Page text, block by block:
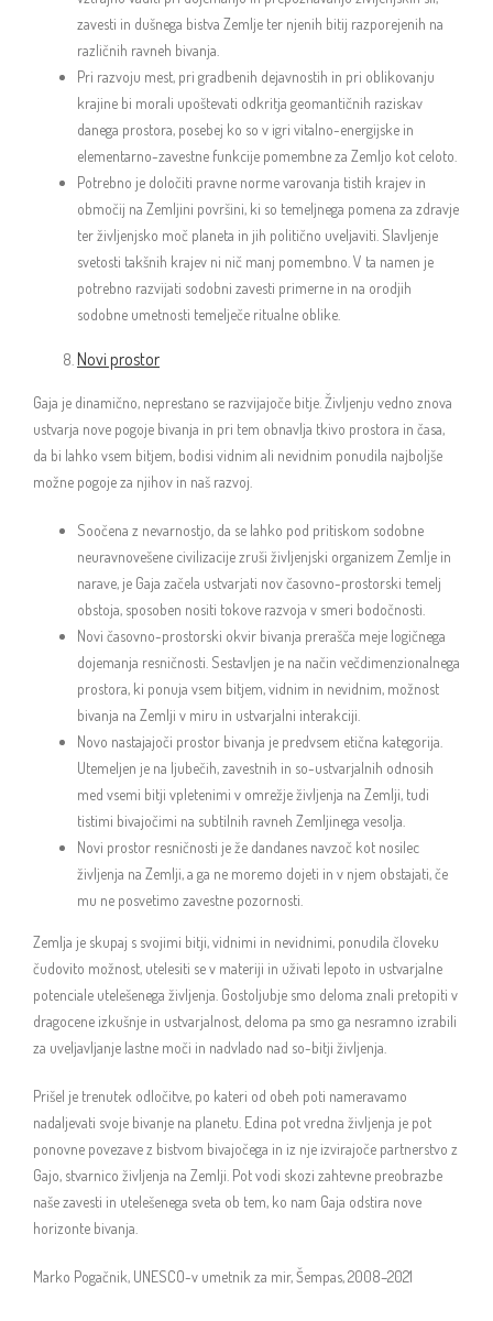
zavesti in dušnega bistva Zemlje ter njenih bitij razporejenih na
različnih ravneh bivanja.
Pri razvoju mest, pri gradbenih dejavnostih in pri oblikovanju
krajine bi morali upoštevati odkritja geomantičnih raziskav
danega prostora, posebej ko so v igri vitalno-energijske in
elementarno-zavestne funkcije pomembne za Zemljo kot celoto.
Potrebno je določiti pravne norme varovanja tistih krajev in
območij na Zemljini površini, ki so temeljnega pomena za zdravje
ter življenjsko moč planeta in jih politično uveljaviti. Slavljenje
svetosti takšnih krajev ni nič manj pomembno. V ta namen je
potrebno razvijati sodobni zavesti primerne in na orodjih
sodobne umetnosti temelječe ritualne oblike.
Novi prostor
Gaja je dinamično, neprestano se razvijajoče bitje. Življenju vedno znova
ustvarja nove pogoje bivanja in pri tem obnavlja tkivo prostora in časa,
da bi lahko vsem bitjem, bodisi vidnim ali nevidnim ponudila najboljše
možne pogoje za njihov in naš razvoj.
Soočena z nevarnostjo, da se lahko pod pritiskom sodobne
neuravnovešene civilizacije zruši življenjski organizem Zemlje in
narave, je Gaja začela ustvarjati nov časovno-prostorski temelj
obstoja, sposoben nositi tokove razvoja v smeri bodočnosti.
Novi časovno-prostorski okvir bivanja prerašča meje logičnega
dojemanja resničnosti. Sestavljen je na način večdimenzionalnega
prostora, ki ponuja vsem bitjem, vidnim in nevidnim, možnost
bivanja na Zemlji v miru in ustvarjalni interakciji.
Novo nastajajoči prostor bivanja je predvsem etična kategorija.
Utemeljen je na ljubečih, zavestnih in so-ustvarjalnih odnosih
med vsemi bitji vpletenimi v omrežje življenja na Zemlji, tudi
tistimi bivajočimi na subtilnih ravneh Zemljinega vesolja.
Novi prostor resničnosti je že dandanes navzoč kot nosilec
življenja na Zemlji, a ga ne moremo dojeti in v njem obstajati, če
mu ne posvetimo zavestne pozornosti.
Zemlja je skupaj s svojimi bitji, vidnimi in nevidnimi, ponudila človeku
čudovito možnost, utelesiti se v materiji in uživati lepoto in ustvarjalne
potenciale utelešenega življenja. Gostoljubje smo deloma znali pretopiti v
dragocene izkušnje in ustvarjalnost, deloma pa smo ga nesramno izrabili
za uveljavljanje lastne moči in nadvlado nad so-bitji življenja.
Prišel je trenutek odločitve, po kateri od obeh poti nameravamo
nadaljevati svoje bivanje na planetu. Edina pot vredna življenja je pot
ponovne povezave z bistvom bivajočega in iz nje izvirajoče partnerstvo z
Gajo, stvarnico življenja na Zemlji. Pot vodi skozi zahtevne preobrazbe
naše zavesti in utelešenega sveta ob tem, ko nam Gaja odstira nove
horizonte bivanja.
Marko Pogačnik, UNESCO-v umetnik za mir, Šempas, 2008–2021